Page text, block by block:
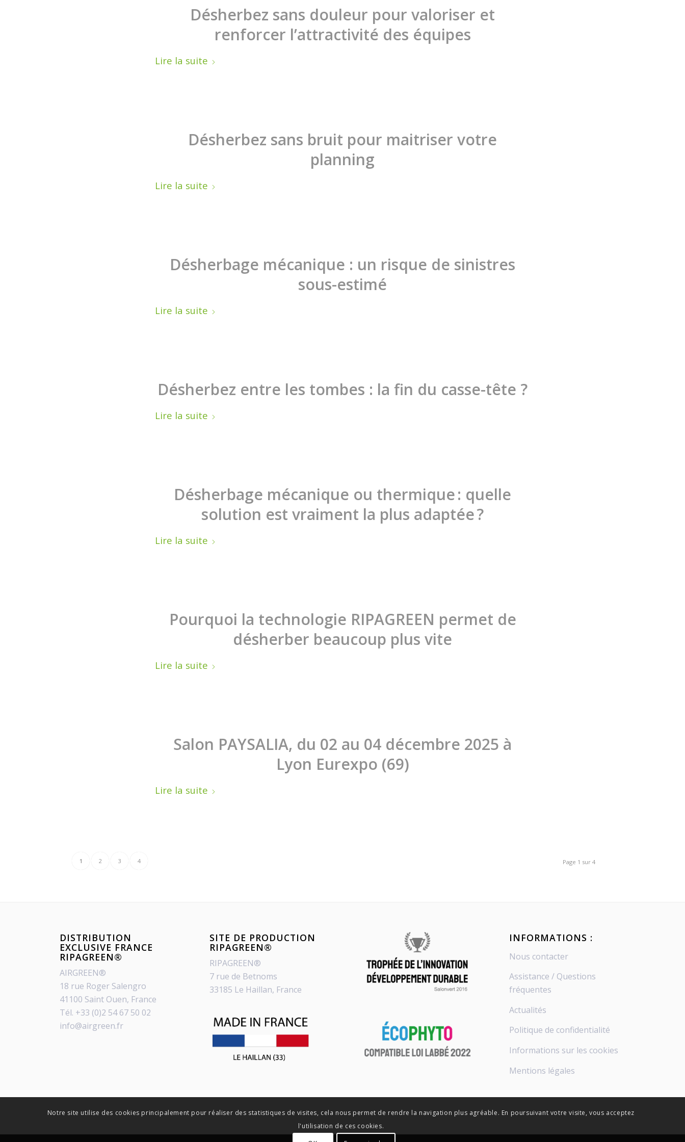
Désherbez sans douleur pour valoriser et
renforcer l’attractivité des équipes
Lire la suite
Désherbez sans bruit pour maitriser votre
planning
Lire la suite
Désherbage mécanique : un risque de sinistres
sous-estimé
Lire la suite
Désherbez entre les tombes : la fin du casse-tête ?
Lire la suite
Désherbage mécanique ou thermique : quelle
solution est vraiment la plus adaptée ?
Lire la suite
Pourquoi la technologie RIPAGREEN permet de
désherber beaucoup plus vite
Lire la suite
Salon PAYSALIA, du 02 au 04 décembre 2025 à
Lyon Eurexpo (69)
Lire la suite
Page 1 sur 4
1 2 3 4
DISTRIBUTION
EXCLUSIVE FRANCE
RIPAGREEN®
AIRGREEN®
18 rue Roger Salengro
41100 Saint Ouen, France
Tél. +33 (0)2 54 67 50 02
info@airgreen.fr
SITE DE PRODUCTION
RIPAGREEN®
RIPAGREEN®
7 rue de Betnoms
33185 Le Haillan, France
INFORMATIONS :
Nous contacter
Assistance / Questions
fréquentes
Actualités
Politique de confidentialité
Informations sur les cookies
Mentions légales
Notre site utilise des cookies principalement pour réaliser des statistiques de visites, cela nous permet de rendre la navigation plus agréable. En poursuivant votre visite, vous acceptez
l'utilisation de ces cookies.